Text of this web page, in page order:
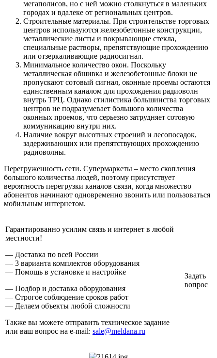
мегаполисов, но с ней можно столкнуться в маленьких
городах и вдалеке от региональных центров.
Строительные материалы. При строительстве торговых
центров используются железобетонные конструкции,
металлические листы и покрывающие стекла,
специальные растворы, препятствующие прохождению
или отзеркаливающие радиосигнал.
Минимальное количество окон. Поскольку
металлическая обшивка и железобетонные блоки не
пропускают сотовый сигнал, оконные проемы остаются
единственным каналом для прохождения радиоволн
внутрь ТРЦ. Однако стилистика большинства торговых
центров не подразумевает большого количества
оконных проемов, что серьезно затрудняет сотовую
коммуникацию внутри них.
Наличие вокруг высотных строений и лесопосадок,
задерживающих или препятствующих прохождению
радиоволны.
Перегруженность сети. Супермаркеты – место скопления
большого количества людей, поэтому присутствует
вероятность перегрузки каналов связи, когда множество
абонентов начинают одновременно звонить или пользоваться
мобильным интернетом.
Гарантированно усилим связь и интернет в любой
местности!
— Доставка по всей России
— 3 варианта комплектов оборудования
— Помощь в установке и настройке
— Подбор и доставка оборудования
— Строгое соблюдение сроков работ
— Делаем объекты любой сложности
Также вы можете отправить техническое задание
или ваш вопрос на e-mail: sale@meldana.ru
Задать
вопрос